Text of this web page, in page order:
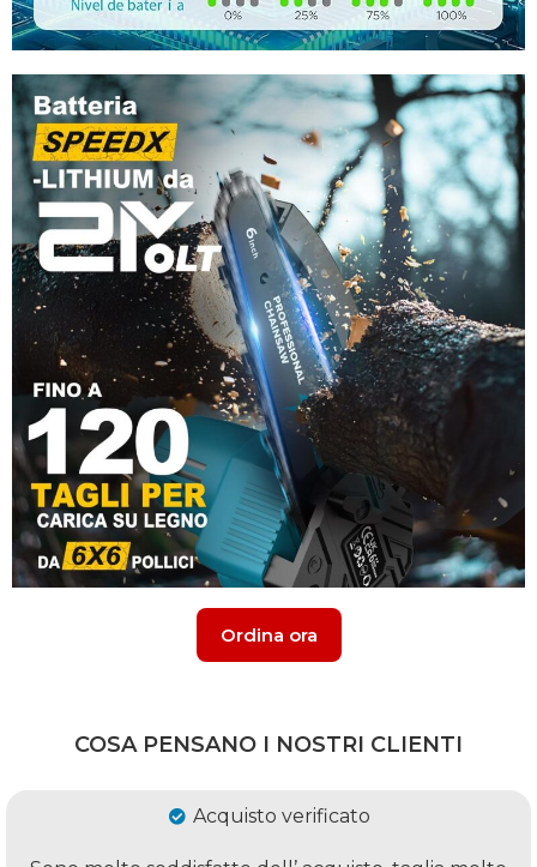
Ordina ora
COSA PENSANO I NOSTRI CLIENTI
Acquisto verificato